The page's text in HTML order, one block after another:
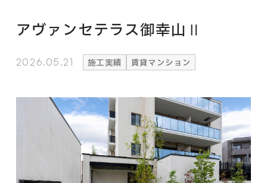
アヴァンセテラス御幸山Ⅱ
2026.05.21 施工実績 賃貸マンション